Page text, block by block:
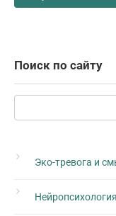
Поиск по сайту
Поиск:
Эко-тревога и